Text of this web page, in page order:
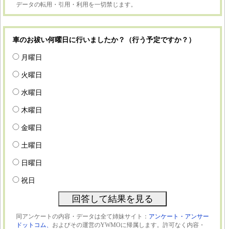
データの転用・引用・利用を一切禁じます。
車のお祓い何曜日に行いましたか？（行う予定ですか？）
月曜日
火曜日
水曜日
木曜日
金曜日
土曜日
日曜日
祝日
同アンケートの内容・データは全て姉妹サイト： アンケート・アンサー
ドットコム、 およびその運営のYWMOに帰属します。許可なく内容・